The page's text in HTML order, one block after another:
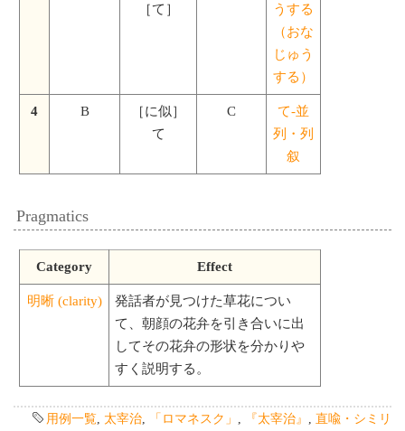
［て］
うする
（おな
じゅう
する）
4 B
［に似］
て
C
て-並
列・列
叙
Pragmatics
Category Effect
明晰 (clarity)
発話者が見つけた草花につい
て、朝顔の花弁を引き合いに出
してその花弁の形状を分かりや
すく説明する。
用例一覧 太宰治 「ロマネスク」 『太宰治』 直喩・シミリ